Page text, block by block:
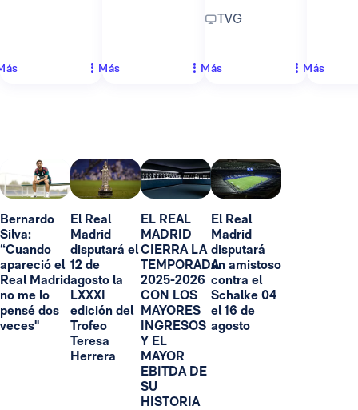
Más
TVG
Más Más
Bernardo
Silva:
“Cuando
apareció el
Real Madrid
no me lo
pensé dos
veces"
El Real
Madrid
disputará el
12 de
agosto la
LXXXI
edición del
Trofeo
Teresa
Herrera
EL REAL
MADRID
CIERRA LA
TEMPORADA
2025-2026
CON LOS
MAYORES
INGRESOS
Y EL
MAYOR
EBITDA DE
SU
HISTORIA
El Real
Madrid
disputará
un amistoso
contra el
Schalke 04
el 16 de
agosto